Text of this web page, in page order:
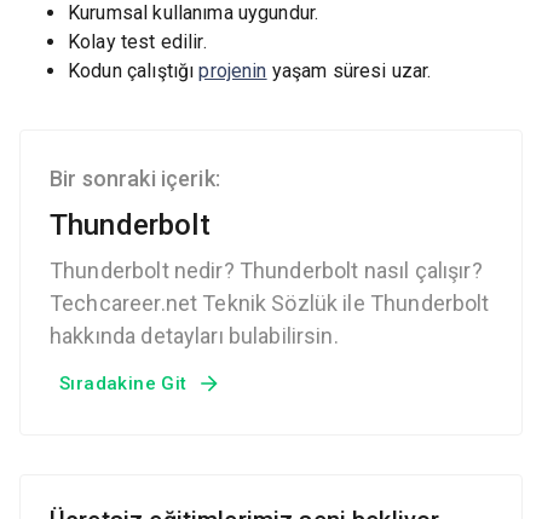
Kurumsal kullanıma uygundur.
Kolay test edilir.
Kodun çalıştığıprojenin yaşam süresi uzar.
Bir sonraki içerik:
Thunderbolt
Thunderbolt nedir? Thunderbolt nasıl çalışır?
Techcareer.net Teknik Sözlük ile Thunderbolt
hakkında detayları bulabilirsin.
Sıradakine Git